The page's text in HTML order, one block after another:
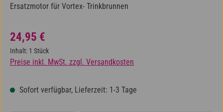
Ersatzmotor für Vortex- Trinkbrunnen
Regulärer Preis:
24,95 €
Inhalt: 1 Stück
Preise inkl. MwSt. zzgl. Versandkosten
Sofort verfügbar, Lieferzeit: 1-3 Tage